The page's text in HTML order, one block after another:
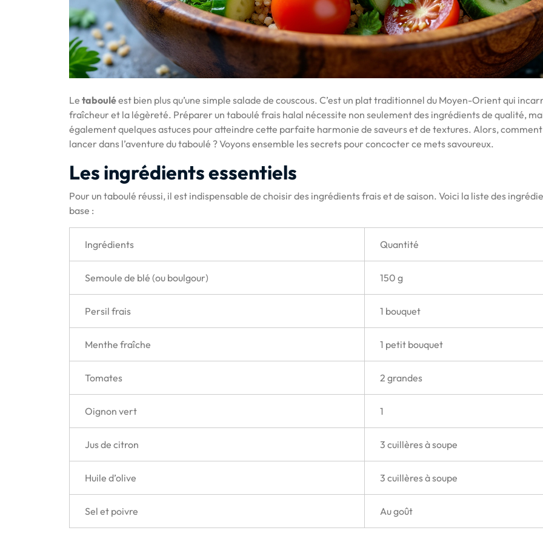
Le tabouléest bien plus qu’une simple salade de couscous. C’est un plat traditionnel du Moyen-Orient qui
fraîcheur et la légèreté. Préparer un taboulé frais halal nécessite non seulement des ingrédients de qualité,
également quelques astuces pour atteindre cette parfaite harmonie de saveurs et de textures. Alors, comment
lancer dans l’aventure du taboulé ? Voyons ensemble les secrets pour concocter ce mets savoureux.
Les ingrédients essentiels
Pour un taboulé réussi, il est indispensable de choisir des ingrédients frais et de saison. Voici la liste des
base :
Ingrédients Quantité
Semoule de blé (ou boulgour) 150 g
Persil frais 1 bouquet
Menthe fraîche 1 petit bouquet
Tomates 2 grandes
Oignon vert 1
Jus de citron 3 cuillères à soupe
Huile d’olive 3 cuillères à soupe
Sel et poivre Au goût